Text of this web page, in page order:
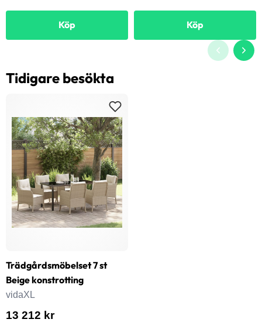
Köp Köp
Tidigare besökta
Trädgårdsmöbelset 7 st
Beige konstrotting
vidaXL
13 212 kr